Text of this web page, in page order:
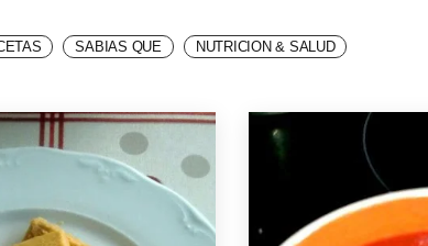
SABIAS QUE NUTRICION & SALUD